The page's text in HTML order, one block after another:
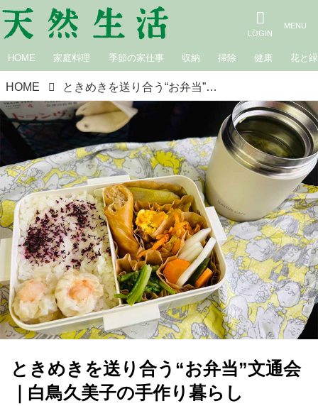
HOME 家庭料理 季節の家仕事 収納 掃除 健康 花と緑
HOME ときめきを送り合う“お弁当”文通会｜白鳥久美子の手作り暮らし
ときめきを送り合う“お弁当”文通会
｜白鳥久美子の手作り暮らし